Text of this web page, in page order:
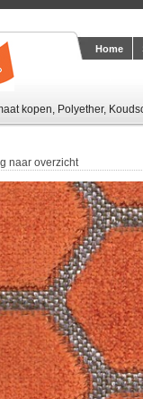
kopen, Polyether,
Home
naar overzicht